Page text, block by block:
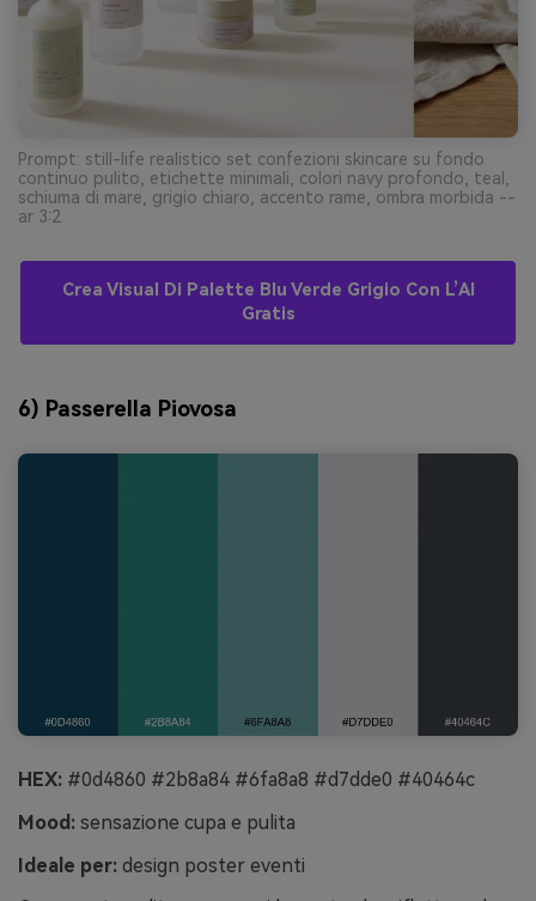
Prompt: still-life realistico set confezioni skincare su fondo
continuo pulito, etichette minimali, colori navy profondo, teal,
schiuma di mare, grigio chiaro, accento rame, ombra morbida --
ar 3:2
Crea Visual Di Palette Blu Verde Grigio Con L’AI
Gratis
6) Passerella Piovosa
HEX: #0d4860 #2b8a84 #6fa8a8 #d7dde0 #40464c
Mood: sensazione cupa e pulita
Ideale per: design poster eventi